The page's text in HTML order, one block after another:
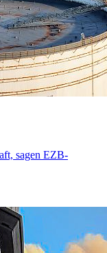
sagen EZB-